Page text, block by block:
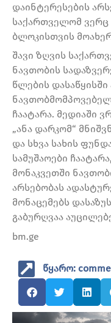
დაინტერესების
საქართველომ ვერც
ბლოკისთვის
შავი ზღვის
ნავთობის
წლების
ჩაატარა. მედიაში
„ანა დარკომ“
და სხვა სახის
სამუშაოები
მონაკვეთში
არსებობას
მონაცემებს
გაბურღვაა
bm.ge
წყარო: